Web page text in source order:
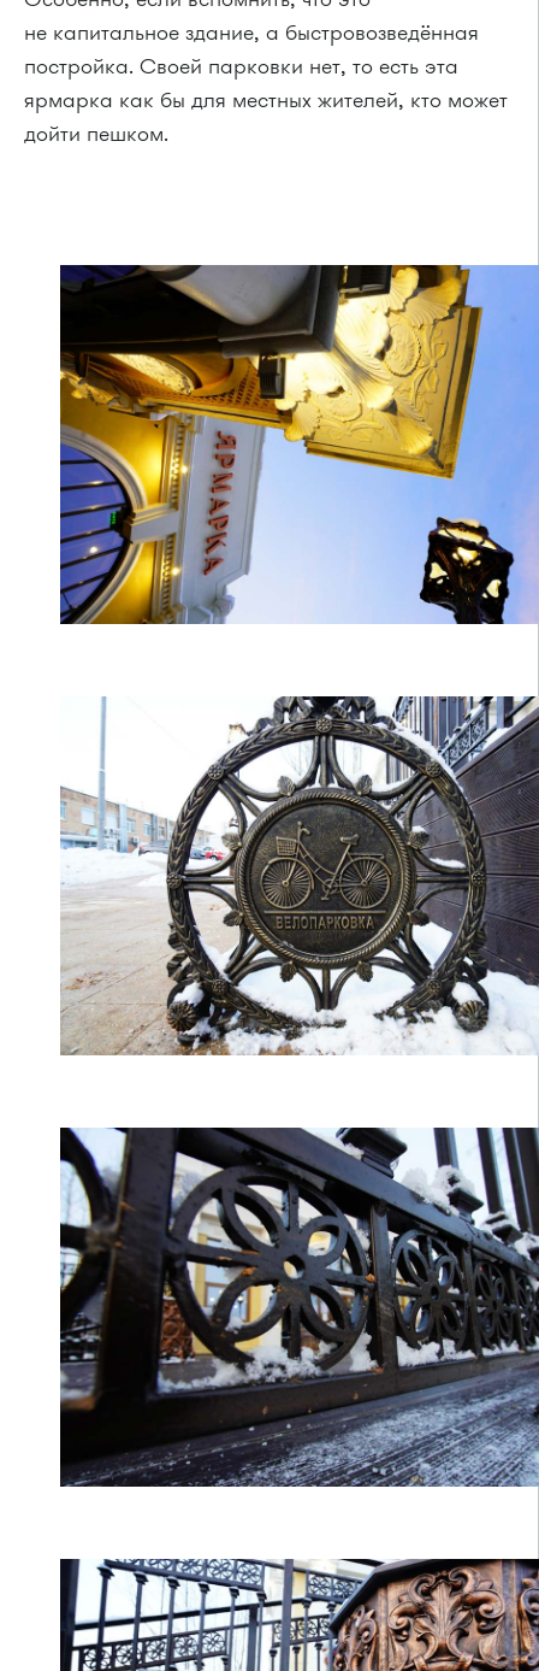
не капитальное здание, а быстровозведённая
постройка. Своей парковки нет, то есть эта
ярмарка как бы для местных жителей, кто может
дойти пешком.